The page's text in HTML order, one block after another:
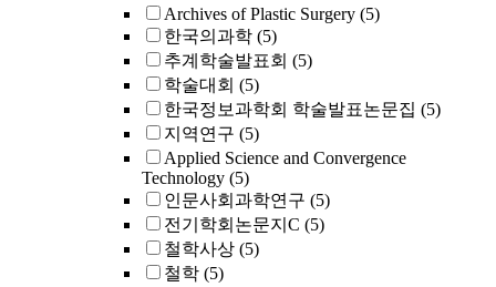
Archives of Plastic Surgery (5)
한국의과학 (5)
추계학술발표회 (5)
학술대회 (5)
한국정보과학회 학술발표논문집 (5)
지역연구 (5)
Applied Science and Convergence
Technology (5)
인문사회과학연구 (5)
전기학회논문지C (5)
철학사상 (5)
철학 (5)